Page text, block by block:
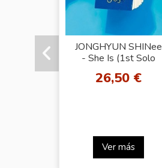
JONGHYUN SHINee
- She Is (1st Solo
26,50 €
Ver más